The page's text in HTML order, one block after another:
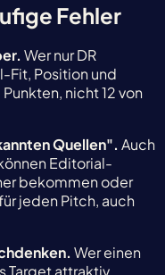
Fehler
Wer nur DR
Fit, Position und
nicht 12 von
Quellen". Auch
Editorial-
bekommen oder
jeden Pitch, auch
Wer einen